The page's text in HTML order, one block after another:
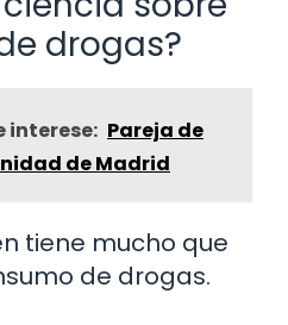
drogas?
interese: Pareja de
de Madrid
tiene mucho que
de drogas.